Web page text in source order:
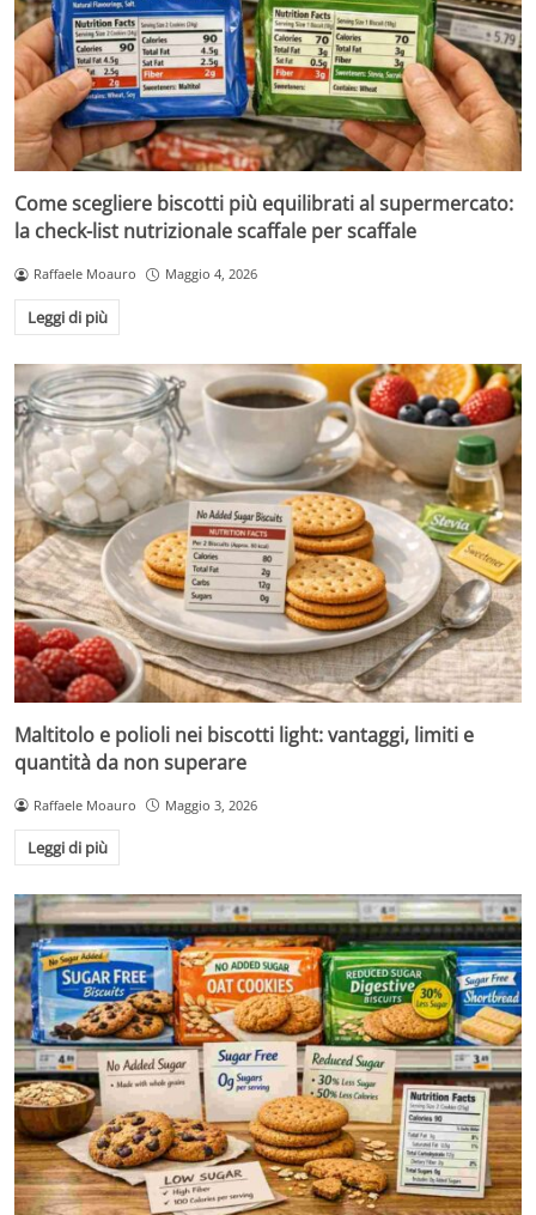
Come scegliere biscotti più equilibrati al supermercato:
la check-list nutrizionale scaffale per scaffale
Raffaele Moauro Maggio 4, 2026
Leggi di più
Maltitolo e polioli nei biscotti light: vantaggi, limiti e
quantità da non superare
Raffaele Moauro Maggio 3, 2026
Leggi di più